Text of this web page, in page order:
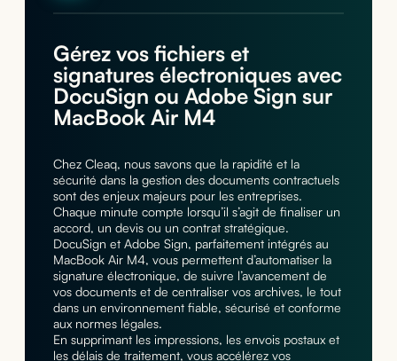
Gérez vos fichiers et
signatures électroniques avec
DocuSign ou Adobe Sign sur
MacBook Air M4
Chez Cleaq, nous savons que la rapidité et la
sécurité dans la gestion des documents contractuels
sont des enjeux majeurs pour les entreprises.
Chaque minute compte lorsqu’il s’agit de finaliser un
accord, un devis ou un contrat stratégique.
DocuSign et Adobe Sign, parfaitement intégrés au
MacBook Air M4, vous permettent d’automatiser la
signature électronique, de suivre l’avancement de
vos documents et de centraliser vos archives, le tout
dans un environnement fiable, sécurisé et conforme
aux normes légales.
En supprimant les impressions, les envois postaux et
les délais de traitement, vous accélérez vos